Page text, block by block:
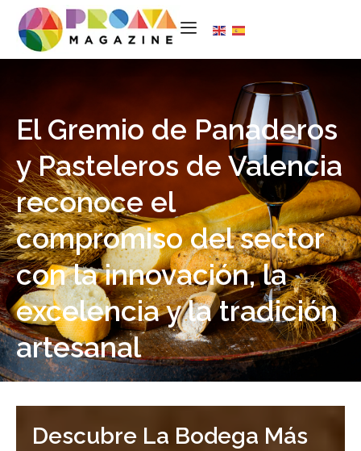
El Gremio de Panaderos
y Pasteleros de Valencia
reconoce el
compromiso del sector
con la innovación, la
excelencia y la tradición
artesanal
Descubre La Bodega Más